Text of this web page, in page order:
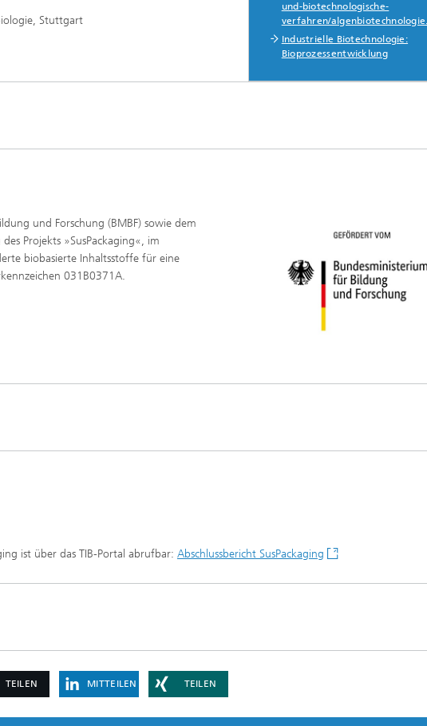
Stuttgart
und-biotechnologische-
verfahren/
Industrielle Biotechnologie:
Bioprozessentwicklung
und Forschung (BMBF) sowie dem
Projekts »SusPackaging«, im
biobasierte Inhaltsstoffe für eine
031B0371A.
ist über das TIB-Portal abrufbar: Abschlussbericht SusPackaging
TEILEN MITTEILEN TEILEN